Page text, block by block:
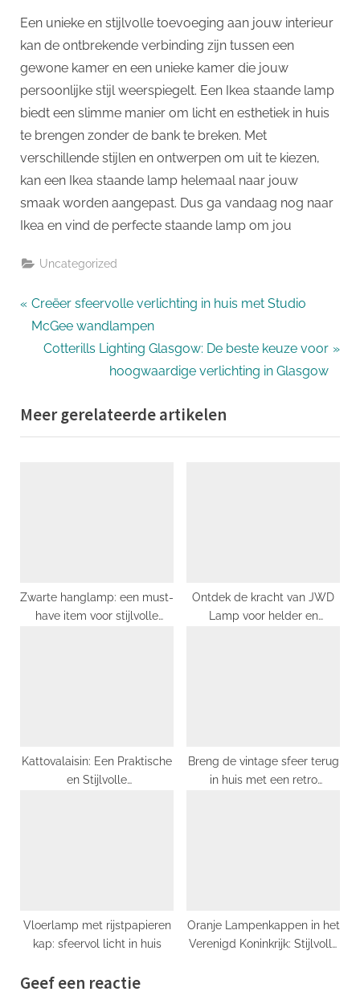
Een unieke en stijlvolle toevoeging aan jouw interieur
kan de ontbrekende verbinding zijn tussen een
gewone kamer en een unieke kamer die jouw
persoonlijke stijl weerspiegelt. Een Ikea staande lamp
biedt een slimme manier om licht en esthetiek in huis
te brengen zonder de bank te breken. Met
verschillende stijlen en ontwerpen om uit te kiezen,
kan een Ikea staande lamp helemaal naar jouw
smaak worden aangepast. Dus ga vandaag nog naar
Ikea en vind de perfecte staande lamp om jou
Uncategorized
Bericht
navigatie
P
r
o
u
Creëer sfeervolle verlichting in huis met Studio
McGee wandlampen
N
t
P
Cotterills Lighting Glasgow: De beste keuze voor
hoogwaardige verlichting in Glasgow
Meer gerelateerde artikelen
Zwarte hanglamp: een must-
have item voor stijlvolle
Ontdek de kracht van JWD
Lamp voor helder en
Kattovalaisin: Een Praktische
en Stijlvolle
Breng de vintage sfeer terug
in huis met een retro
Vloerlamp met rijstpapieren
kap: sfeervol licht in huis
Oranje Lampenkappen in het
Verenigd Koninkrijk: Stijlvolle
Geef een reactie